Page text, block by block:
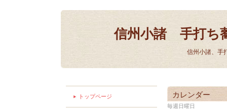
信州小諸 手打ち
信州小諸、手
カレンダー
毎週日曜日
トップページ